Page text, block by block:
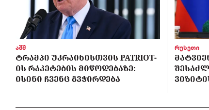
აშშ
ᲢᲠᲐᲛᲞᲘ ᲣᲙᲠᲐᲘᲜᲘᲡᲗᲕᲘᲡ PATRIOT-
ᲘᲡ ᲠᲐᲙᲔᲢᲔᲑᲘᲡ ᲛᲘᲬᲝᲓᲔᲑᲐᲖᲔ:
ᲘᲡᲘᲜᲘ ᲩᲕᲔᲜᲪ ᲒᲕᲭᲘᲠᲓᲔᲑᲐ
რუსეთი